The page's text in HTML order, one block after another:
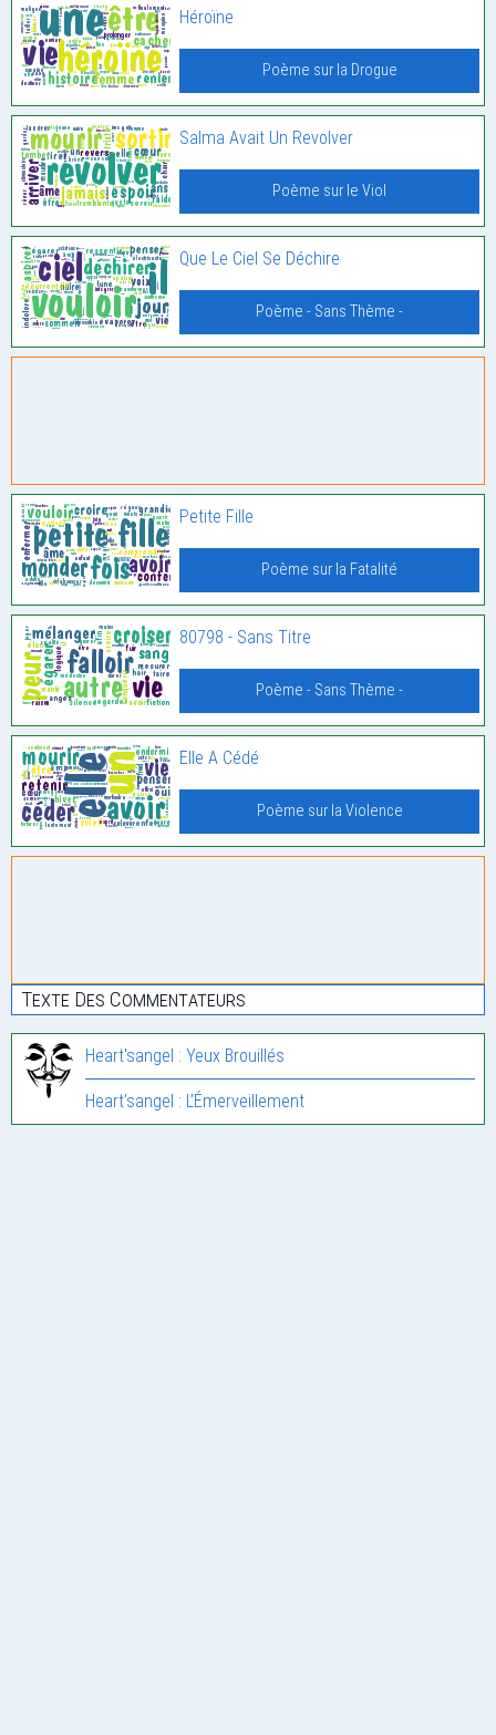
Héroïne
Poème sur la Drogue
Salma Avait Un Revolver
Poème sur le Viol
Que Le Ciel Se Déchire
Poème - Sans Thème -
Petite Fille
Poème sur la Fatalité
80798 - Sans Titre
Poème - Sans Thème -
Elle A Cédé
Poème sur la Violence
Texte Des Commentateurs
Heart'sangel : Yeux Brouillés
Heart'sangel : L’Émerveillement